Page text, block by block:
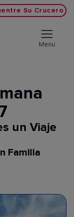
Su Crucero
Menu
un Viaje
Familia